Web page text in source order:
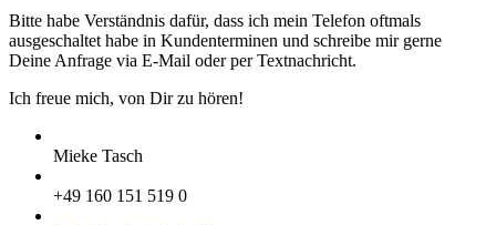
Bitte habe Verständnis dafür, dass ich mein Telefon oftmals
ausgeschaltet habe in Kundenterminen und schreibe mir gerne
Deine Anfrage via E-Mail oder per Textnachricht.
Ich freue mich, von Dir zu hören!
Mieke Tasch
+49 160 151 519 0